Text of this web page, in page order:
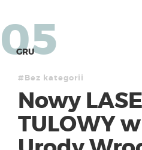
05
GRU
#Bez kategorii
Nowy
TULOWY